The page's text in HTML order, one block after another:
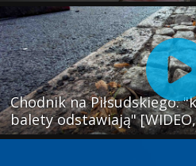
Chodnik na Piłsudskiego:
balety odstawiają" [WIDEO,